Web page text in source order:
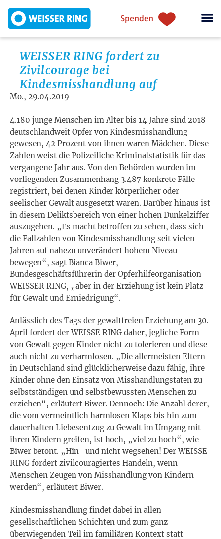
Spenden
WEISSER RING fordert zu
Zivilcourage bei
Kindesmisshandlung auf
Mo., 29.04.2019
4.180 junge Menschen im Alter bis 14 Jahre sind 2018
deutschlandweit Opfer von Kindesmisshandlung
gewesen, 42 Prozent von ihnen waren Mädchen. Diese
Zahlen weist die Polizeiliche Kriminalstatistik für das
vergangene Jahr aus. Von den Behörden wurden im
vorliegenden Zusammenhang 3.487 konkrete Fälle
registriert, bei denen Kinder körperlicher oder
seelischer Gewalt ausgesetzt waren. Darüber hinaus ist
in diesem Deliktsbereich von einer hohen Dunkelziffer
auszugehen. „Es macht betroffen zu sehen, dass sich
die Fallzahlen von Kindesmisshandlung seit vielen
Jahren auf nahezu unverändert hohem Niveau
bewegen“, sagt Bianca Biwer,
Bundesgeschäftsführerin der Opferhilfeorganisation
WEISSER RING, „aber in der Erziehung ist kein Platz
für Gewalt und Erniedrigung“.
Anlässlich des Tags der gewaltfreien Erziehung am 30.
April fordert der WEISSE RING daher, jegliche Form
von Gewalt gegen Kinder nicht zu tolerieren und diese
auch nicht zu verharmlosen. „Die allermeisten Eltern
in Deutschland sind glücklicherweise dazu fähig, ihre
Kinder ohne den Einsatz von Misshandlungstaten zu
selbstständigen und selbstbewussten Menschen zu
erziehen“, erläutert Biwer. Dennoch: Die Anzahl derer,
die vom vermeintlich harmlosen Klaps bis hin zum
dauerhaften Liebesentzug zu Gewalt im Umgang mit
ihren Kindern greifen, ist hoch, „viel zu hoch“, wie
Biwer betont. „Hin- und nicht wegsehen! Der WEISSE
RING fordert zivilcouragiertes Handeln, wenn
Menschen Zeugen von Misshandlung von Kindern
werden“, erläutert Biwer.
Kindesmisshandlung findet dabei in allen
gesellschaftlichen Schichten und zum ganz
überwiegenden Teil im familiären Kontext statt.